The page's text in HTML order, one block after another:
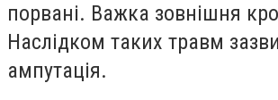
порвані. Важка зовнішня
Наслідком таких травм
ампутація.